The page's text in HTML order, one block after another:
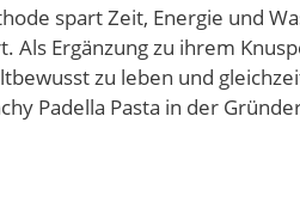
spart Zeit, Energie und
Als Ergänzung zu ihrem
zu leben und
Padella Pasta in der